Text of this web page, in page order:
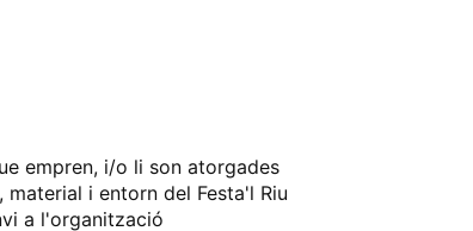
empren, i/o li son atorgades
i entorn del Festa'l Riu
a l'organització